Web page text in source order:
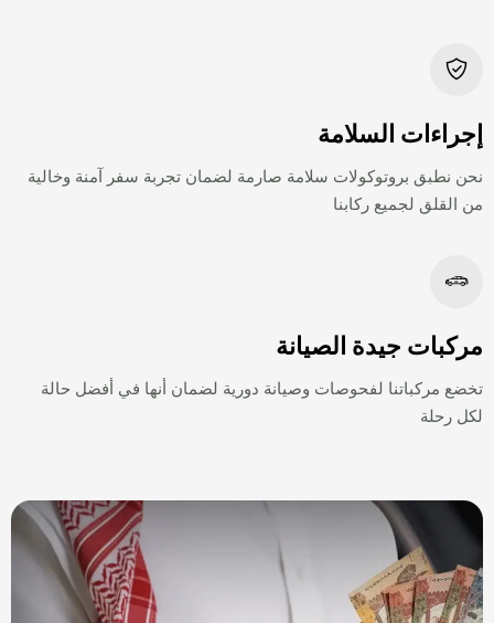
إجراءات السلامة
نحن نطبق بروتوكولات سلامة صارمة لضمان تجربة سفر آمنة وخالية
من القلق لجميع ركابنا
مركبات جيدة الصيانة
تخضع مركباتنا لفحوصات وصيانة دورية لضمان أنها في أفضل حالة
لكل رحلة